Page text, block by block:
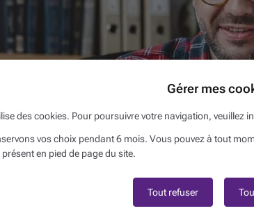
déduire ?
» depuis le début : vous exercez votre activité
...
Gérer mes
des cookies. Pour poursuivre votre navigation, veuillez
vos choix pendant 6 mois. Vous pouvez à tout
en pied de page du site.
Tout refuser